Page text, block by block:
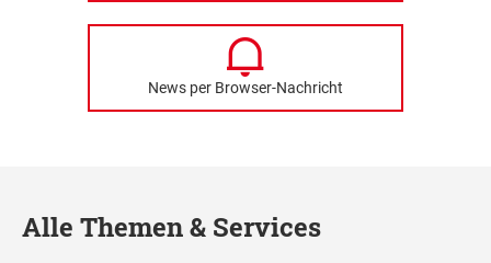
News per Browser-Nachricht
Alle Themen & Services